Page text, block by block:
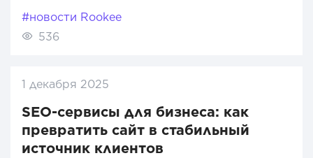
#новости Rookee
536
1 декабря 2025
SEO-сервисы для бизнеса: как
превратить сайт в стабильный
источник клиентов